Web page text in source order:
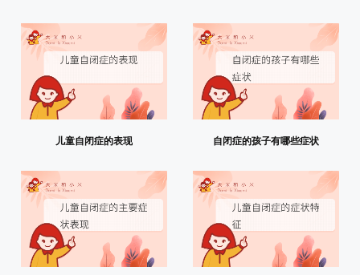
儿童自闭症的表现 自闭症的孩子有哪些症状